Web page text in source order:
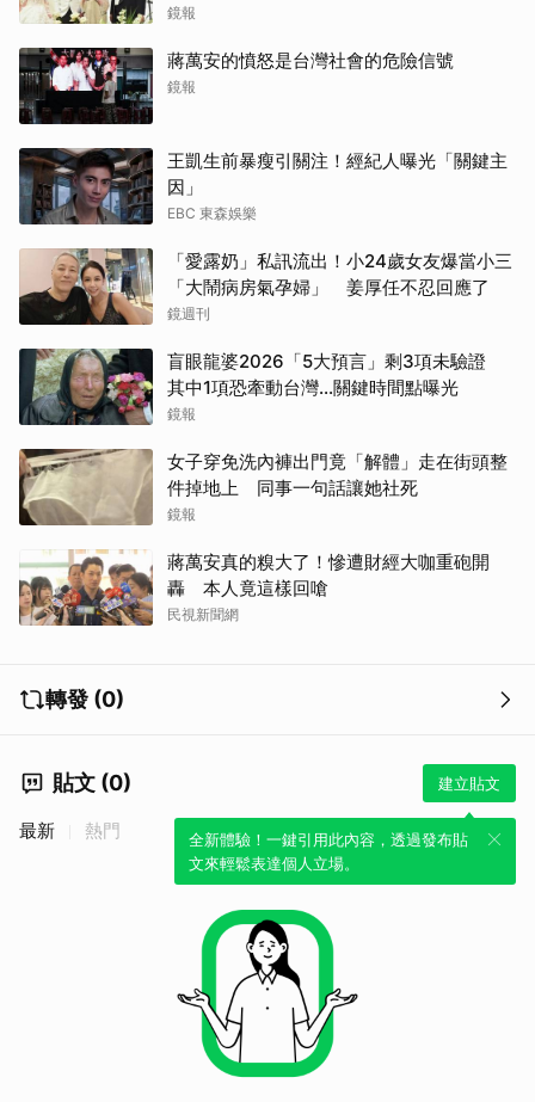
離開嗎？
鏡報
蔣萬安的憤怒是台灣社會的危險信號
鏡報
王凱生前暴瘦引關注！經紀人曝光「關鍵主
因」
EBC 東森娛樂
「愛露奶」私訊流出！小24歲女友爆當小三
「大鬧病房氣孕婦」 姜厚任不忍回應了
鏡週刊
盲眼龍婆2026「5大預言」剩3項未驗證
其中1項恐牽動台灣...關鍵時間點曝光
鏡報
女子穿免洗內褲出門竟「解體」走在街頭整
件掉地上 同事一句話讓她社死
鏡報
蔣萬安真的糗大了！慘遭財經大咖重砲開
轟 本人竟這樣回嗆
民視新聞網
轉發 (0)
貼文 (0) 建立貼文
全新體驗！一鍵引用此內容，透過發布貼
文來輕鬆表達個人立場。
最新 熱門
取消